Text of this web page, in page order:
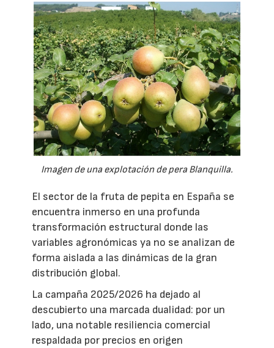
Imagen de una explotación de pera Blanquilla.
El sector de la fruta de pepita en España se
encuentra inmerso en una profunda
transformación estructural donde las
variables agronómicas ya no se analizan de
forma aislada a las dinámicas de la gran
distribución global.
La campaña 2025/2026 ha dejado al
descubierto una marcada dualidad: por un
lado, una notable resiliencia comercial
respaldada por precios en origen